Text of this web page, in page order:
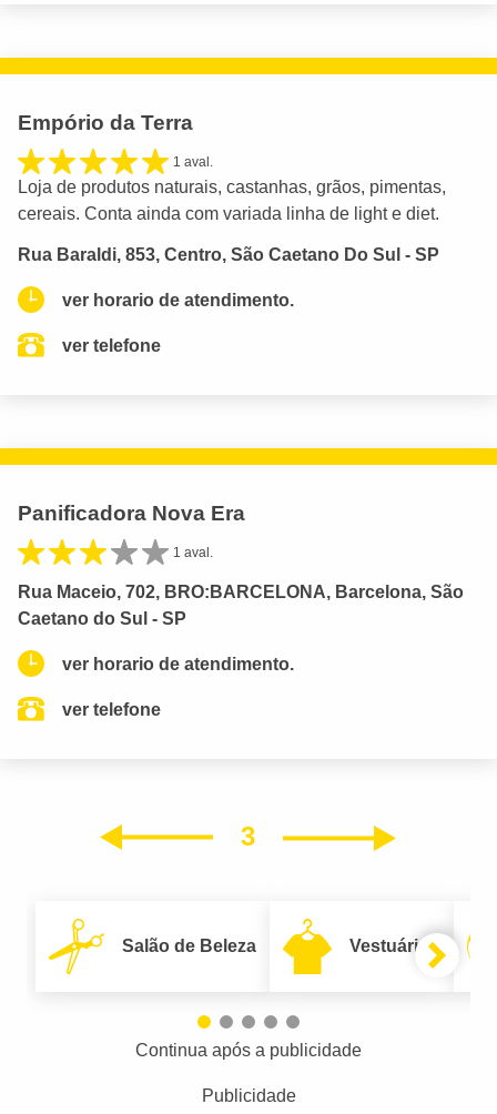
Empório da Terra
1 aval.
Loja de produtos naturais, castanhas, grãos, pimentas,
cereais. Conta ainda com variada linha de light e diet.
Rua Baraldi, 853, Centro, São Caetano Do Sul - SP
ver horario de atendimento.
ver telefone
Panificadora Nova Era
1 aval.
Rua Maceio, 702, BRO:BARCELONA, Barcelona, São
Caetano do Sul - SP
ver horario de atendimento.
ver telefone
3
Salão de Beleza Vestuário
Continua após a publicidade
Publicidade